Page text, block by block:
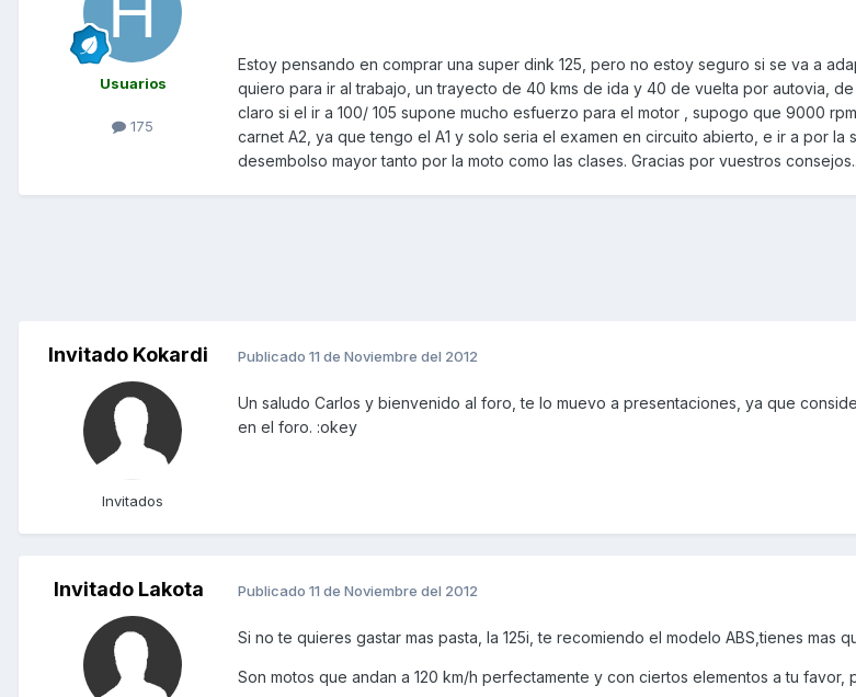
Usuarios
175
Estoy pensando en comprar una super dink 125, pero no estoy seguro si se va a
quiero para ir al trabajo, un trayecto de 40 kms de ida y 40 de vuelta por autovia,
claro si el ir a 100/ 105 supone mucho esfuerzo para el motor , supogo que 9000
carnet A2, ya que tengo el A1 y solo seria el examen en circuito abierto, e ir a por la
desembolso mayor tanto por la moto como las clases. Gracias por vuestros
Invitado Kokardi
Invitados
Publicado 11 de Noviembre del 2012
Un saludo Carlos y bienvenido al foro, te lo muevo a presentaciones, ya que
en el foro. :okey
Invitado Lakota Publicado 11 de Noviembre del 2012
Si no te quieres gastar mas pasta, la 125i, te recomiendo el modelo ABS,tienes mas
Son motos que andan a 120 km/h perfectamente y con ciertos elementos a tu favor,